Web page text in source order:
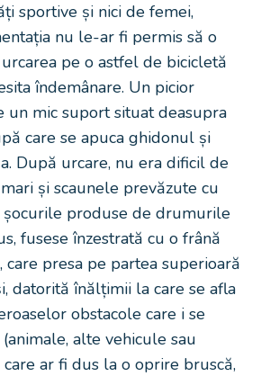
sportive și nici de femei,
nu le-ar fi permis să o
pe o astfel de bicicletă
îndemânare. Un picior
mic suport situat deasupra
care se apuca ghidonul și
După urcare, nu era dificil de
și scaunele prevăzute cu
șocurile produse de drumurile
fusese înzestrată cu o frână
care presa pe partea superioară
datorită înălțimii la care se afla
obstacole care i se
alte vehicule sau
ar fi dus la o oprire bruscă,